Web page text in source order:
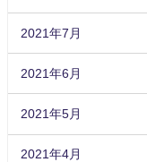
2021年7月
2021年6月
2021年5月
2021年4月